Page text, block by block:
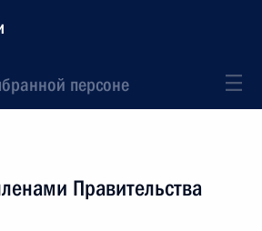
персоне
Правительства